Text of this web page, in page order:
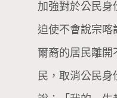
加強對於公民身
迫使不會說宗喀
爾裔的居民離開
民，取消公民